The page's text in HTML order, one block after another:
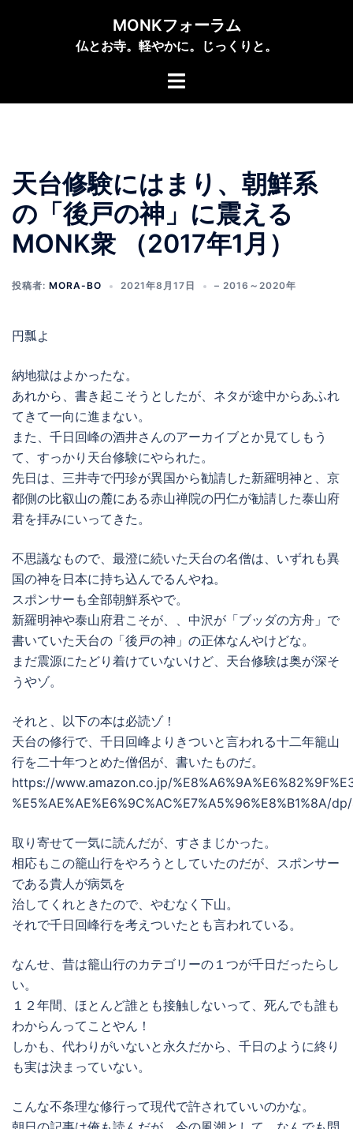
プ
MONKフォーラム
仏とお寺。軽やかに。じっくりと。
ト
ュ
ー
天台修験にはまり、朝鮮系
の「後戸の神」に震える
MONK衆 （2017年1月）
投稿者: MORA-BO 2021年8月17日 – 2016～2020年
円瓢よ
納地獄はよかったな。
あれから、書き起こそうとしたが、ネタが途中からあふれ
てきて一向に進まない。
また、千日回峰の酒井さんのアーカイブとか見てしもう
て、すっかり天台修験にやられた。
先日は、三井寺で円珍が異国から勧請した新羅明神と、京
都側の比叡山の麓にある赤山禅院の円仁が勧請した泰山府
君を拝みにいってきた。
不思議なもので、最澄に続いた天台の名僧は、いずれも異
国の神を日本に持ち込んでるんやね。
スポンサーも全部朝鮮系やで。
新羅明神や泰山府君こそが、、中沢が「ブッダの方舟」で
書いていた天台の「後戸の神」の正体なんやけどな。
まだ震源にたどり着けていないけど、天台修験は奥が深そ
うやゾ。
それと、以下の本は必読ゾ！
天台の修行で、千日回峰よりきついと言われる十二年籠山
行を二十年つとめた僧侶が、書いたものだ。
https://www.amazon.co.jp/
%E5%AE%AE%E6%9C%AC%E7%A5%96%E8%B1%8A/
取り寄せて一気に読んだが、すさまじかった。
相応もこの籠山行をやろうとしていたのだが、スポンサー
である貴人が病気を
治してくれときたので、やむなく下山。
それで千日回峰行を考えついたとも言われている。
なんせ、昔は籠山行のカテゴリーの１つが千日だったらし
い。
１２年間、ほとんど誰とも接触しないって、死んでも誰も
わからんってことやん！
しかも、代わりがいないと永久だから、千日のように終り
も実は決まっていない。
こんな不条理な修行って現代で許されていいのかな。